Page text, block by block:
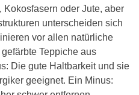
oder Jute, aber
unterscheiden sich
vor allen natürliche
Teppiche aus
Die gute Haltbarkeit und sie
geeignet. Ein Minus: